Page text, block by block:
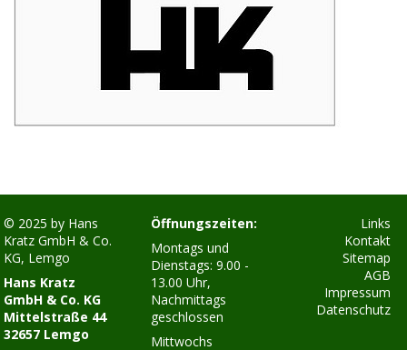
© 2025 by Hans
Kratz GmbH & Co.
KG, Lemgo
Hans Kratz
GmbH & Co. KG
Mittelstraße 44
32657 Lemgo
Öffnungszeiten:
Montags und
Dienstags: 9.00 -
13.00 Uhr,
Nachmittags
geschlossen
Mittwochs
Links
Kontakt
Sitemap
AGB
Impressum
Datenschutz